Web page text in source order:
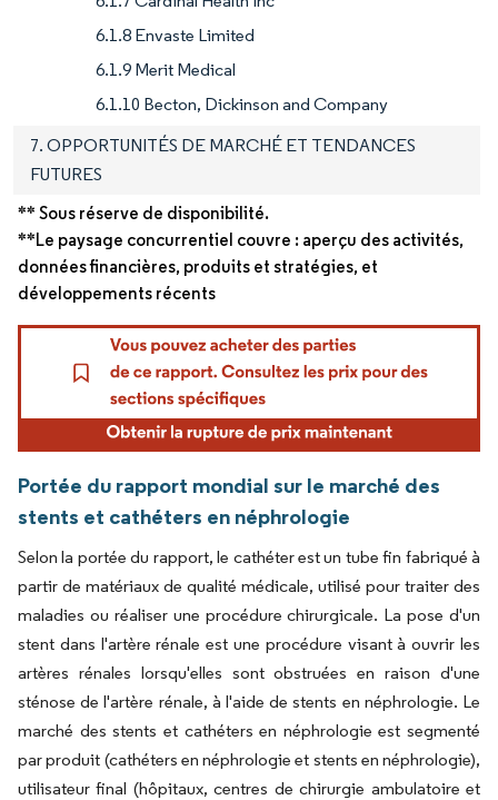
6.1.8 Envaste Limited
6.1.9 Merit Medical
6.1.10 Becton, Dickinson and Company
7. OPPORTUNITÉS DE MARCHÉ ET TENDANCES
FUTURES
** Sous réserve de disponibilité.
**Le paysage concurrentiel couvre : aperçu des activités,
données financières, produits et stratégies, et
développements récents
Portée du rapport mondial sur le marché des
stents et cathéters en néphrologie
Selon la portée du rapport, le cathéter est un tube fin fabriqué à
partir de matériaux de qualité médicale, utilisé pour traiter des
maladies ou réaliser une procédure chirurgicale. La pose d'un
stent dans l'artère rénale est une procédure visant à ouvrir les
artères rénales lorsqu'elles sont obstruées en raison d'une
sténose de l'artère rénale, à l'aide de stents en néphrologie. Le
marché des stents et cathéters en néphrologie est segmenté
par produit (cathéters en néphrologie et stents en néphrologie),
utilisateur final (hôpitaux, centres de chirurgie ambulatoire et